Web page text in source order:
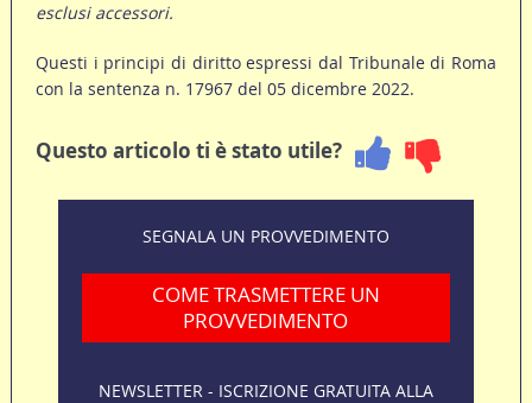
esclusi accessori.
Questi i principi di diritto espressi dal Tribunale di Roma
con la sentenza n. 17967 del 05 dicembre 2022.
Questo articolo ti è stato utile?
SEGNALA UN PROVVEDIMENTO
COME TRASMETTERE UN
PROVVEDIMENTO
NEWSLETTER - ISCRIZIONE GRATUITA ALLA